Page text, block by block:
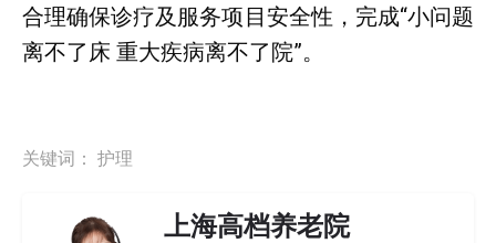
合理确保诊疗及服务项目安全性，完成“小问题
离不了床 重大疾病离不了院”。
关键词： 护理
上海高档养老院